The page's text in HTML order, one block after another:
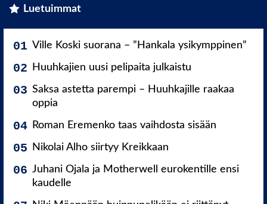
Luetuimmat
Ville Koski suorana – ”Hankala ysikymppinen”
Huuhkajien uusi pelipaita julkaistu
Saksa astetta parempi – Huuhkajille raakaa
oppia
Roman Eremenko taas vaihdosta sisään
Nikolai Alho siirtyy Kreikkaan
Juhani Ojala ja Motherwell eurokentille ensi
kaudelle